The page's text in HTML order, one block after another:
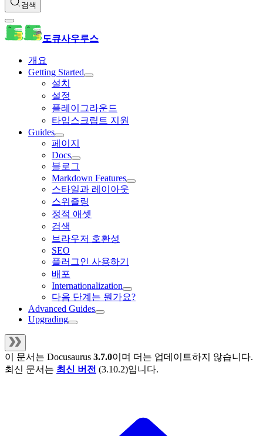
검색
도큐사우루스
개요
Getting Started
설치
설정
플레이그라운드
타입스크립트 지원
Guides
페이지
Docs
블로그
Markdown Features
스타일과 레이아웃
스위즐링
정적 애셋
검색
브라우저 호환성
SEO
플러그인 사용하기
배포
Internationalization
다음 단계는 뭔가요?
Advanced Guides
Upgrading
이 문서는 Docusaurus 3.7.0이며 더는 업데이트하지 않습니다.
최신 문서는 최신 버전 (3.10.2)입니다.